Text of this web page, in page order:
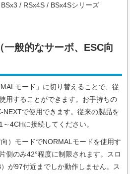
/ RSx4S / BSx4Sシリーズ
般的なサーボ、ESC向
モード」に切り替えることで、従
用することができます。お手持ちの
NEXTで使用できます。従来の製品を
4CHに接続してください。
）モードでNORMALモードを使用す
側のみ42°程度に制限されます。スロ
が97付近までしか動作しません。ス